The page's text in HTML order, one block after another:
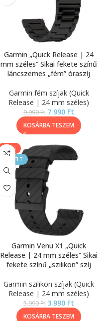
Garmin „Quick Release | 24
mm széles” Sikai fekete színű
láncszemes „fém” óraszíj
Garmin fém szíjak (Quick
Release | 24 mm széles)
9.990Ft 7.990 Ft
KOSÁRBA TESZEM
-33%
KIEMELT
Garmin Venu X1 „Quick
Release | 24 mm széles” Sikai
fekete színű „szilikon” szíj
Garmin szilikon szíjak (Quick
Release | 24 mm széles)
5.990Ft 3.990 Ft
KOSÁRBA TESZEM